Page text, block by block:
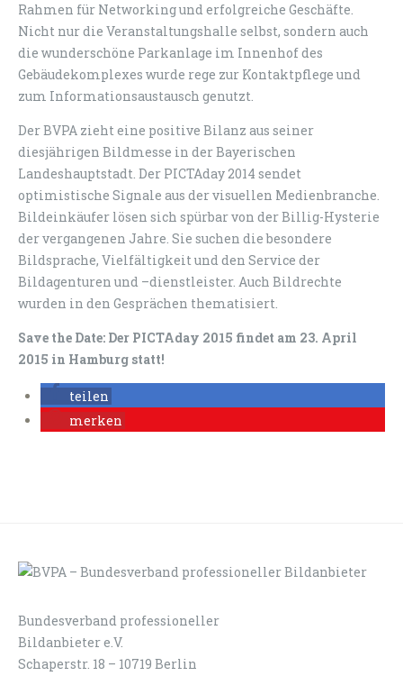
Rahmen für Networking und erfolgreiche Geschäfte.
Nicht nur die Veranstaltungshalle selbst, sondern auch
die wunderschöne Parkanlage im Innenhof des
Gebäudekomplexes wurde rege zur Kontaktpflege und
zum Informationsaustausch genutzt.
Der BVPA zieht eine positive Bilanz aus seiner
diesjährigen Bildmesse in der Bayerischen
Landeshauptstadt. Der PICTAday 2014 sendet
optimistische Signale aus der visuellen Medienbranche.
Bildeinkäufer lösen sich spürbar von der Billig-Hysterie
der vergangenen Jahre. Sie suchen die besondere
Bildsprache, Vielfältigkeit und den Service der
Bildagenturen und –dienstleister. Auch Bildrechte
wurden in den Gesprächen thematisiert.
Save the Date: Der PICTAday 2015 findet am 23. April
2015 in Hamburg statt!
teilen
merken
Bundesverband professioneller
Bildanbieter e.V.
Schaperstr. 18 – 10719 Berlin